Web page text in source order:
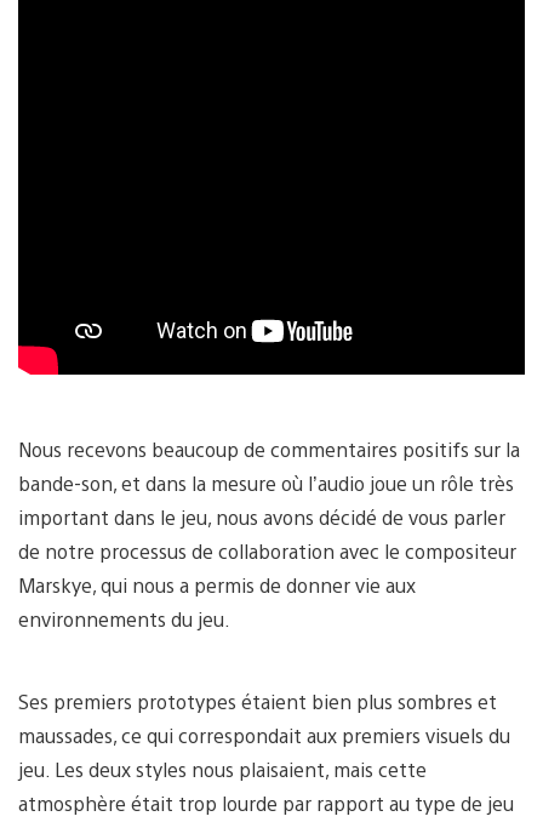
Nous recevons beaucoup de commentaires positifs sur la
bande-son, et dans la mesure où l’audio joue un rôle très
important dans le jeu, nous avons décidé de vous parler
de notre processus de collaboration avec le compositeur
Marskye, qui nous a permis de donner vie aux
environnements du jeu.
Ses premiers prototypes étaient bien plus sombres et
maussades, ce qui correspondait aux premiers visuels du
jeu. Les deux styles nous plaisaient, mais cette
atmosphère était trop lourde par rapport au type de jeu